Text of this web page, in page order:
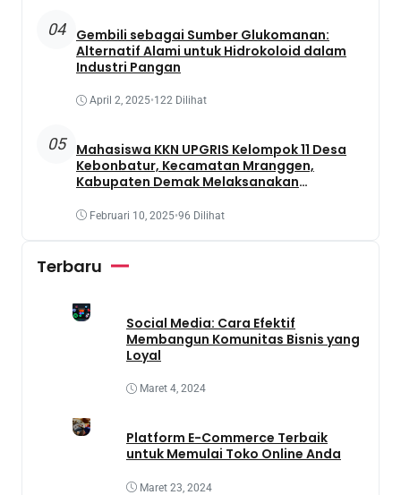
04
Gembili sebagai Sumber Glukomanan:
Alternatif Alami untuk Hidrokoloid dalam
Industri Pangan
April 2, 2025•122 Dilihat
05
Mahasiswa KKN UPGRIS Kelompok 11 Desa
Kebonbatur, Kecamatan Mranggen,
Kabupaten Demak Melaksanakan
Memanfaatkan Lahan Yang Terbengkalai
Februari 10, 2025•96 Dilihat
Terbaru
Social Media: Cara Efektif
Membangun Komunitas Bisnis yang
Loyal
Maret 4, 2024
Platform E-Commerce Terbaik
untuk Memulai Toko Online Anda
Maret 23, 2024